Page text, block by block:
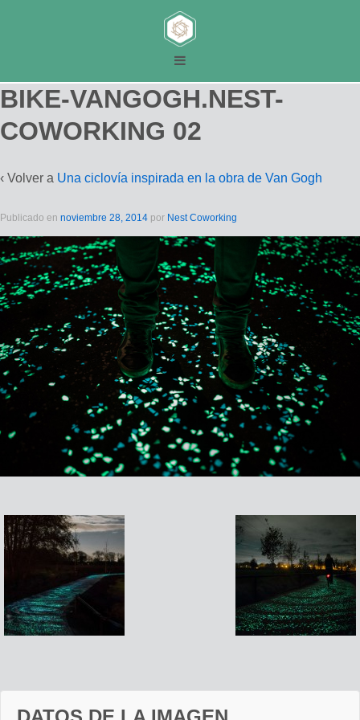
BIKE-VANGOGH.NEST-
COWORKING 02
‹ Volver a Una ciclovía inspirada en la obra de Van Gogh
Publicado en noviembre 28, 2014 por Nest Coworking